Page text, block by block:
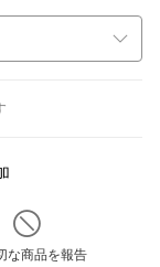
な商品を報告